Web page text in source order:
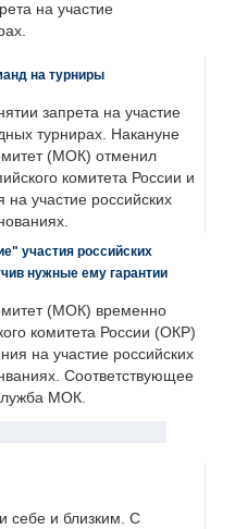
на участие
на турниры
запрета на участие
турнирах. Накануне
(МОК) отменил
комитета России и
на участие российских
участия российских
нужные ему гарантии
(МОК) временно
комитета России (ОКР)
на участие российских
Соответствующее
МОК.
себе и близким. С